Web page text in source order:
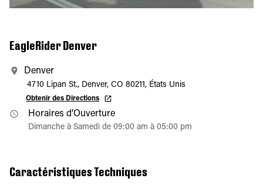
EagleRider Denver
Denver
4710 Lipan St., Denver, CO 80211, États Unis
Obtenir des Directions
Horaires d’Ouverture
Dimanche à Samedi de 09:00 am à 05:00 pm
Caractéristiques Techniques